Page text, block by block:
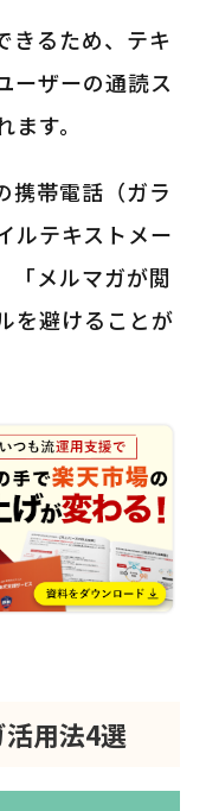
きるため、テキ
ーザーの通読ス
す。
携帯電話（ガラ
ルテキストメー
「メルマガが閲
を避けることが
用法4選